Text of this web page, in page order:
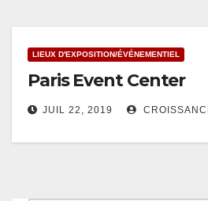
LIEUX D'EXPOSITION/ÉVÉNEMENTIEL
Paris Event Center
JUIL 22, 2019